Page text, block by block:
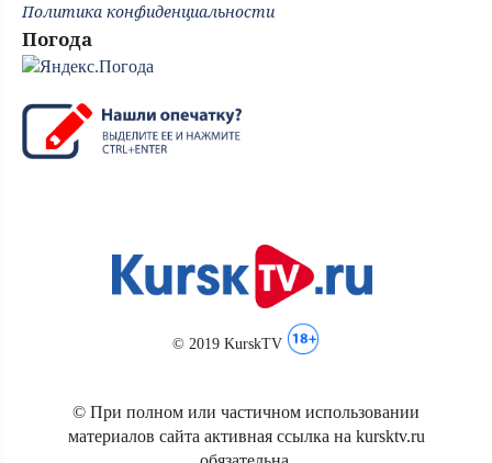
Политика конфиденциальности
Погода
© 2019 KurskTV
© При полном или частичном использовании
материалов сайта активная ссылка на kursktv.ru